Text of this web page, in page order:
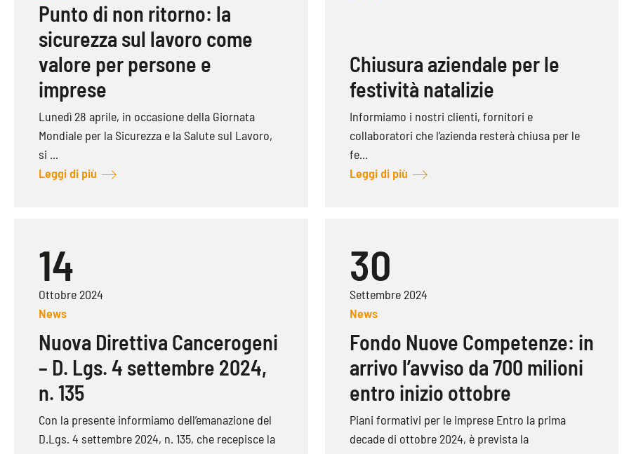
Punto di non ritorno: la
sicurezza sul lavoro come
valore per persone e
imprese
Lunedì 28 aprile, in occasione della Giornata
Mondiale per la Sicurezza e la Salute sul Lavoro,
si ...
Leggi di più
Chiusura aziendale per le
festività natalizie
Informiamo i nostri clienti, fornitori e
collaboratori che l’azienda resterà chiusa per le
fe...
Leggi di più
14
Ottobre 2024
News
Nuova Direttiva Cancerogeni
– D. Lgs. 4 settembre 2024,
n. 135
Con la presente informiamo dell’emanazione del
D.Lgs. 4 settembre 2024, n. 135, che recepisce la
30
Settembre 2024
News
Fondo Nuove Competenze: in
arrivo l’avviso da 700 milioni
entro inizio ottobre
Piani formativi per le imprese Entro la prima
decade di ottobre 2024, è prevista la